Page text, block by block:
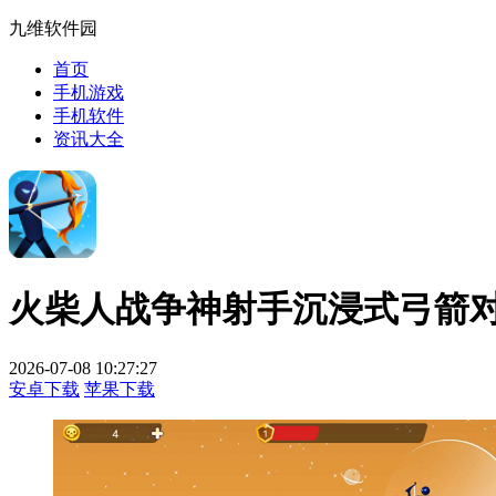
九维软件园
首页
手机游戏
手机软件
资讯大全
火柴人战争神射手沉浸式弓箭
2026-07-08 10:27:27
安卓下载 苹果下载